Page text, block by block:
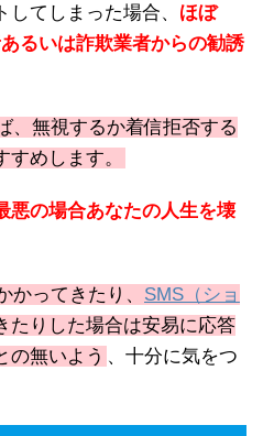
てしまった場合、 ほぼ
るいは詐欺業者からの勧誘
、無視するか着信拒否する
めします。
悪の場合あなたの人生を壊
かってきたり、 SMS（ショ
たりした場合は安易に応答
の無いよう 、十分に気をつ